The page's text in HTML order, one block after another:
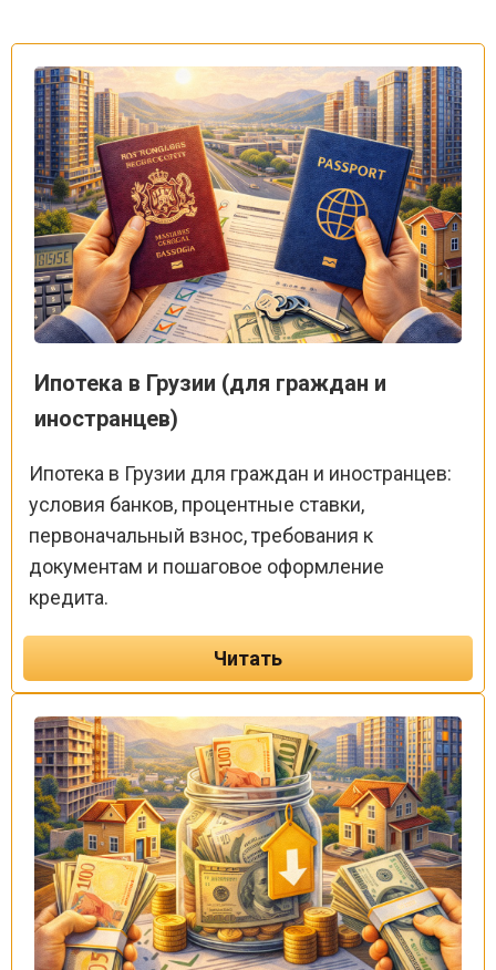
Ипотека в Грузии (для граждан и
иностранцев)
Ипотека в Грузии для граждан и иностранцев:
условия банков, процентные ставки,
первоначальный взнос, требования к
документам и пошаговое оформление
кредита.
Читать